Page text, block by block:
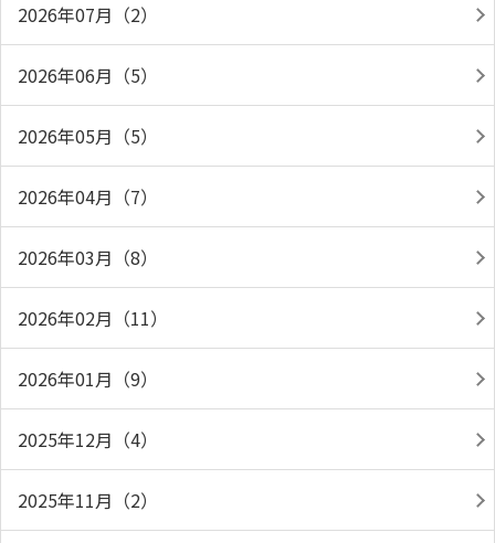
2026年07月（2）
2026年06月（5）
2026年05月（5）
2026年04月（7）
2026年03月（8）
2026年02月（11）
2026年01月（9）
2025年12月（4）
2025年11月（2）